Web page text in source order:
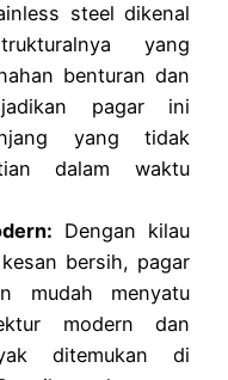
steel dikenal
yang
benturan dan
pagar ini
yang tidak
dalam waktu
Dengan kilau
bersih, pagar
mudah menyatu
modern dan
ditemukan di